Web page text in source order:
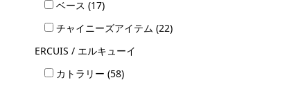
ベース (17)
チャイニーズアイテム (22)
ERCUIS / エルキューイ
カトラリー (58)